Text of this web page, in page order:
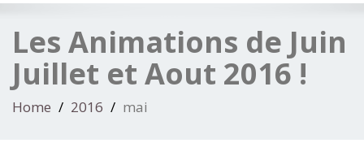
Les Animations de Juin
Juillet et Aout 2016 !
Home 2016 mai